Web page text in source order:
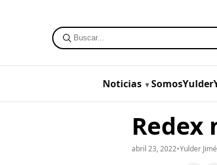
Noticias
Redex
abril 23, 2022•Yulder